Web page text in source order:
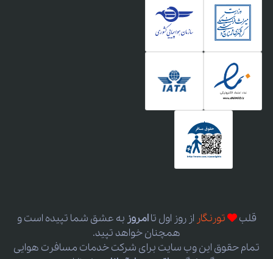
قلب تورنگار از روز اول تاامروز به عشق شما تپیده است و
همچنان خواهد تپید.
تمام حقوق این وب سایت برای شرکت خدمات مسافرت هوایی